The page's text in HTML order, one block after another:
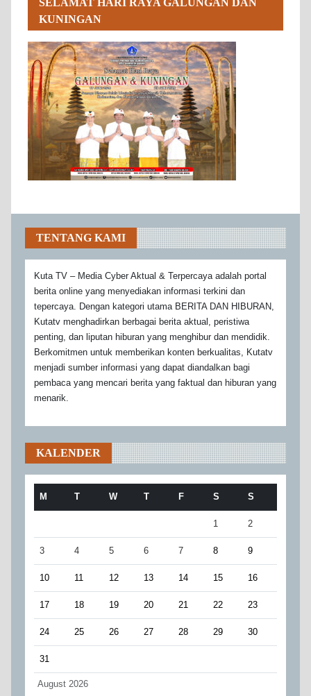
KUNINGAN
TENTANG KAMI
Kuta TV – Media Cyber Aktual & Terpercaya adalah portal
berita online yang menyediakan informasi terkini dan
tepercaya. Dengan kategori utama BERITA DAN HIBURAN,
Kutatv menghadirkan berbagai berita aktual, peristiwa
penting, dan liputan hiburan yang menghibur dan mendidik.
Berkomitmen untuk memberikan konten berkualitas, Kutatv
menjadi sumber informasi yang dapat diandalkan bagi
pembaca yang mencari berita yang faktual dan hiburan yang
menarik.
KALENDER
August 2026
M T W T F S S
1 2
3 4 5 6 7 8 9
10 11 12 13 14 15 16
17 18 19 20 21 22 23
24 25 26 27 28 29 30
31